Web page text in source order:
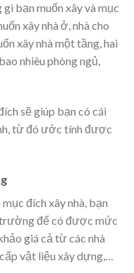
bạn muốn xây và mục
xây nhà ở, nhà cho
xây nhà một tầng, hai
nhiêu phòng ngủ,
sẽ giúp bạn có cái
từ đó ước tính được
đích xây nhà, bạn
trường để có được mức
giá cả từ các nhà
vật liệu xây dựng,…